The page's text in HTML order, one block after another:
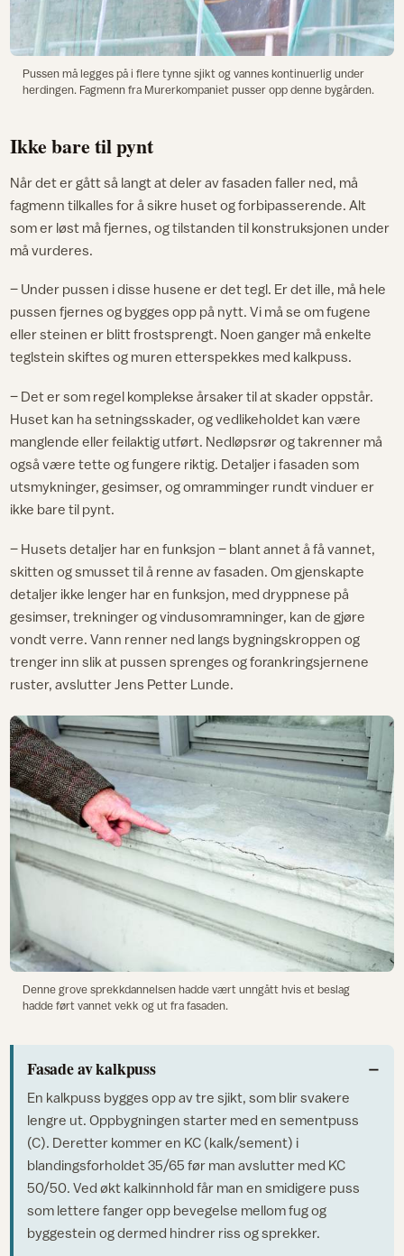
Pussen må legges på i flere tynne sjikt og vannes kontinuerlig under
herdingen. Fagmenn fra Murerkompaniet pusser opp denne bygården.
Ikke bare til pynt
Når det er gått så langt at deler av fasaden faller ned, må
fagmenn tilkalles for å sikre huset og forbipasserende. Alt
som er løst må fjernes, og tilstanden til konstruksjonen under
må vurderes.
– Under pussen i disse husene er det tegl. Er det ille, må hele
pussen fjernes og bygges opp på nytt. Vi må se om fugene
eller steinen er blitt frostsprengt. Noen ganger må enkelte
teglstein skiftes og muren etterspekkes med kalkpuss.
– Det er som regel komplekse årsaker til at skader oppstår.
Huset kan ha setningsskader, og vedlikeholdet kan være
manglende eller feilaktig utført. Nedløpsrør og takrenner må
også være tette og fungere riktig. Detaljer i fasaden som
utsmykninger, gesimser, og omramminger rundt vinduer er
ikke bare til pynt.
– Husets detaljer har en funksjon – blant annet å få vannet,
skitten og smusset til å renne av fasaden. Om gjenskapte
detaljer ikke lenger har en funksjon, med dryppnese på
gesimser, trekninger og vindusomramninger, kan de gjøre
vondt verre. Vann renner ned langs bygningskroppen og
trenger inn slik at pussen sprenges og forankringsjernene
ruster, avslutter Jens Petter Lunde.
Denne grove sprekkdannelsen hadde vært unngått hvis et beslag
hadde ført vannet vekk og ut fra fasaden.
Fasade av kalkpuss
En kalkpuss bygges opp av tre sjikt, som blir svakere
lengre ut. Oppbygningen starter med en sementpuss
(C). Deretter kommer en KC (kalk/sement) i
blandingsforholdet 35/65 før man avslutter med KC
50/50. Ved økt kalkinnhold får man en smidigere puss
som lettere fanger opp bevegelse mellom fug og
byggestein og dermed hindrer riss og sprekker.